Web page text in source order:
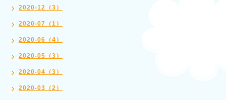
2020-12（3）
2020-07（1）
2020-06（4）
2020-05（3）
2020-04（3）
2020-03（2）